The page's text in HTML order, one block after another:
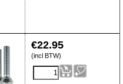
€22.95
(incl BTW)